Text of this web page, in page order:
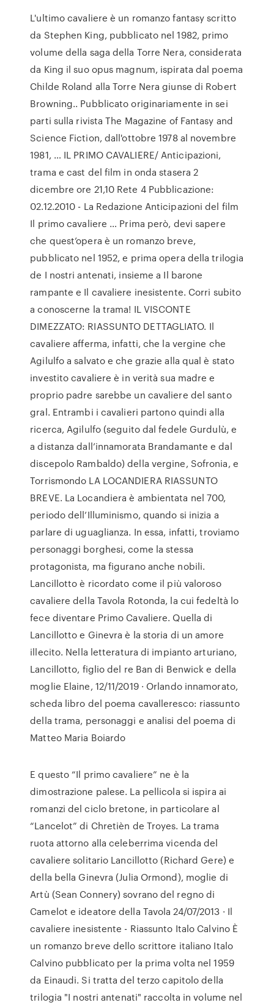
L'ultimo cavaliere è un romanzo fantasy scritto
da Stephen King, pubblicato nel 1982, primo
volume della saga della Torre Nera, considerata
da King il suo opus magnum, ispirata dal poema
Childe Roland alla Torre Nera giunse di Robert
Browning.. Pubblicato originariamente in sei
parti sulla rivista The Magazine of Fantasy and
Science Fiction, dall'ottobre 1978 al novembre
1981, … IL PRIMO CAVALIERE/ Anticipazioni,
trama e cast del film in onda stasera 2
dicembre ore 21,10 Rete 4 Pubblicazione:
02.12.2010 - La Redazione Anticipazioni del film
Il primo cavaliere … Prima però, devi sapere
che quest’opera è un romanzo breve,
pubblicato nel 1952, e prima opera della trilogia
de I nostri antenati, insieme a Il barone
rampante e Il cavaliere inesistente. Corri subito
a conoscerne la trama! IL VISCONTE
DIMEZZATO: RIASSUNTO DETTAGLIATO. Il
cavaliere afferma, infatti, che la vergine che
Agilulfo a salvato e che grazie alla qual è stato
investito cavaliere è in verità sua madre e
proprio padre sarebbe un cavaliere del santo
gral. Entrambi i cavalieri partono quindi alla
ricerca, Agilulfo (seguito dal fedele Gurdulù, e
a distanza dall’innamorata Brandamante e dal
discepolo Rambaldo) della vergine, Sofronia, e
Torrismondo LA LOCANDIERA RIASSUNTO
BREVE. La Locandiera è ambientata nel 700,
periodo dell’Illuminismo, quando si inizia a
parlare di uguaglianza. In essa, infatti, troviamo
personaggi borghesi, come la stessa
protagonista, ma figurano anche nobili.
Lancillotto è ricordato come il più valoroso
cavaliere della Tavola Rotonda, la cui fedeltà lo
fece diventare Primo Cavaliere. Quella di
Lancillotto e Ginevra è la storia di un amore
illecito. Nella letteratura di impianto arturiano,
Lancillotto, figlio del re Ban di Benwick e della
moglie Elaine, 12/11/2019 · Orlando innamorato,
scheda libro del poema cavalleresco: riassunto
della trama, personaggi e analisi del poema di
Matteo Maria Boiardo
E questo “Il primo cavaliere” ne è la
dimostrazione palese. La pellicola si ispira ai
romanzi del ciclo bretone, in particolare al
“Lancelot” di Chretièn de Troyes. La trama
ruota attorno alla celeberrima vicenda del
cavaliere solitario Lancillotto (Richard Gere) e
della bella Ginevra (Julia Ormond), moglie di
Artù (Sean Connery) sovrano del regno di
Camelot e ideatore della Tavola 24/07/2013 · Il
cavaliere inesistente - Riassunto Italo Calvino È
un romanzo breve dello scrittore italiano Italo
Calvino pubblicato per la prima volta nel 1959
da Einaudi. Si tratta del terzo capitolo della
trilogia "I nostri antenati" raccolta in volume nel